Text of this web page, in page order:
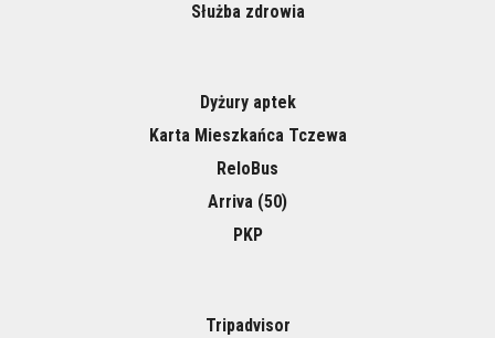
Służba zdrowia
Dyżury aptek
Karta Mieszkańca Tczewa
ReloBus
Arriva (50)
PKP
Tripadvisor